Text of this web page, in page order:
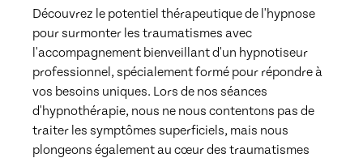
Découvrez le potentiel thérapeutique de l'hypnose
pour surmonter les traumatismes avec
l'accompagnement bienveillant d'un hypnotiseur
professionnel, spécialement formé pour répondre à
vos besoins uniques. Lors de nos séances
d'hypnothérapie, nous ne nous contentons pas de
traiter les symptômes superficiels, mais nous
plongeons également au cœur des traumatismes